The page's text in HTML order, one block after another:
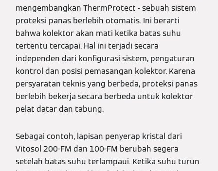
mengembangkan ThermProtect - sebuah sistem
proteksi panas berlebih otomatis. Ini berarti
bahwa kolektor akan mati ketika batas suhu
tertentu tercapai. Hal ini terjadi secara
independen dari konfigurasi sistem, pengaturan
kontrol dan posisi pemasangan kolektor. Karena
persyaratan teknis yang berbeda, proteksi panas
berlebih bekerja secara berbeda untuk kolektor
pelat datar dan tabung.
Sebagai contoh, lapisan penyerap kristal dari
Vitosol 200-FM dan 100-FM berubah segera
setelah batas suhu terlampaui. Ketika suhu turun